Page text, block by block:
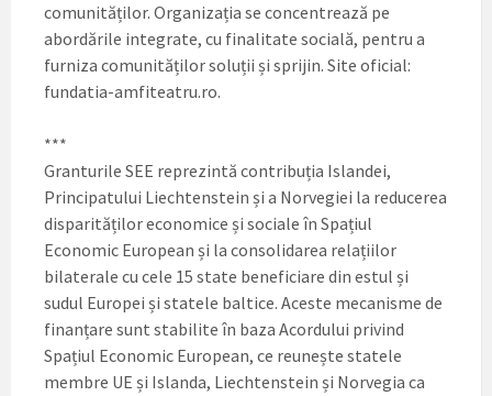
comunităților. Organizația se concentrează pe
abordările integrate, cu finalitate socială, pentru a
furniza comunităților soluții și sprijin. Site oficial:
fundatia-amfiteatru.ro.
***
Granturile SEE reprezintă contribuția Islandei,
Principatului Liechtenstein și a Norvegiei la reducerea
disparităților economice și sociale în Spațiul
Economic European și la consolidarea relațiilor
bilaterale cu cele 15 state beneficiare din estul și
sudul Europei și statele baltice. Aceste mecanisme de
finanțare sunt stabilite în baza Acordului privind
Spațiul Economic European, ce reunește statele
membre UE și Islanda, Liechtenstein și Norvegia ca